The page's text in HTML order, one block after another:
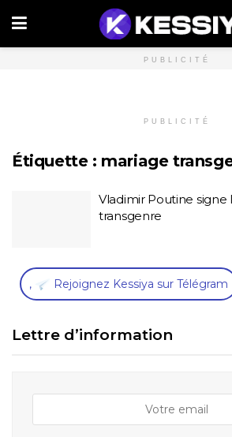
PUBLICITÉ
PUBLICITÉ
Étiquette : mariage
Vladimir Poutine signe
transgenre
, Rejoignez Kessiya sur Télégram
Lettre d’information